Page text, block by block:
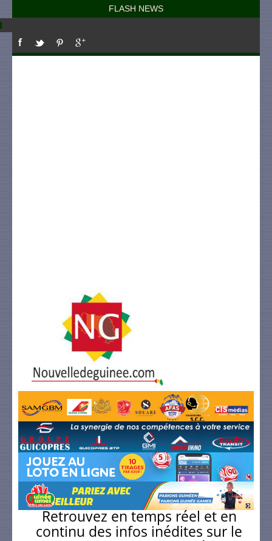
FLASH NEWS
Retrouvez en temps réel et en
continu des infos inédites sur le